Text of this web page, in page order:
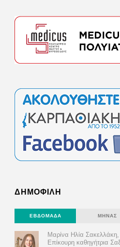
ΔΗΜΟΦΙΛΗ
ΕΒΔΟΜΆΔΑ ΜΉΝΑΣ
Μαρίνα Ηλία
Επίκουρη καθηγήτρια